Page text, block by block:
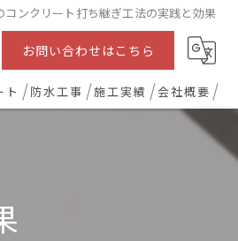
コンクリート打ち継ぎ工法の実践と効果
お問い合わせはこちら
ト 防水工事 施工実績 会社概要